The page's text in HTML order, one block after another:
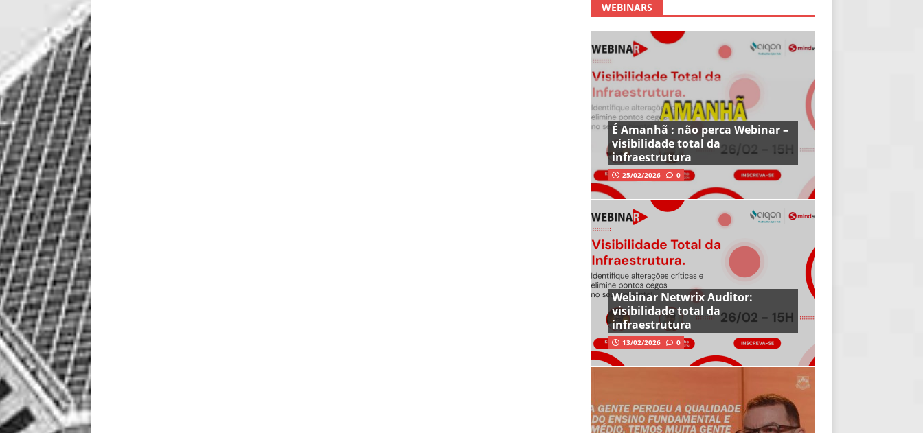
WEBINARS
É Amanhã : não perca Webinar –
visibilidade total da
infraestrutura
25/02/2026 0
Webinar Netwrix Auditor:
visibilidade total da
infraestrutura
13/02/2026 0